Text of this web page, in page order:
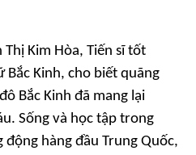
Kim Hòa, Tiến sĩ tốt
Bắc Kinh, cho biết quãng
Bắc Kinh đã mang lại
Sống và học tập trong
hàng đầu Trung Quốc,